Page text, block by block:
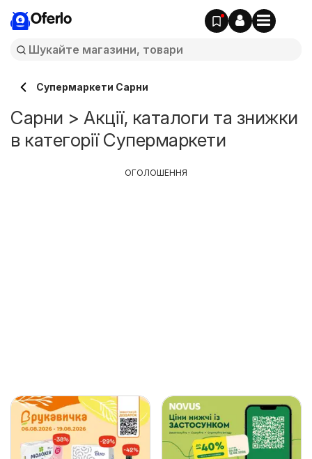
Oferlo
Супермаркети Сарни
Сарни > Акції, каталоги та знижки
в категорії Супермаркети
ОГОЛОШЕННЯ